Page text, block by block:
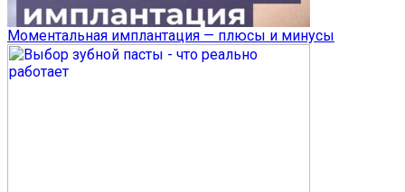
Моментальная имплантация — плюсы и минусы